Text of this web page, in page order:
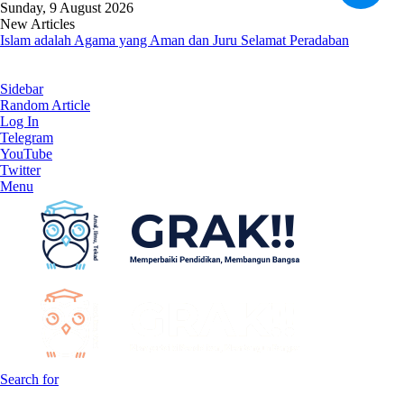
Sunday, 9 August 2026
New Articles
Islam adalah Agama yang Aman dan Juru Selamat Peradaban
Sidebar
Random Article
Log In
Telegram
YouTube
Twitter
Menu
Search for